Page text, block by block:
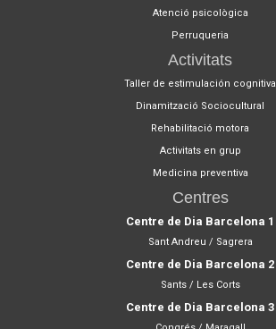
Atenció psicològica
Perruqueria
Activitats
Taller de estimulación cognitiva
Dinamització Sociocultural
Rehabilitació motora
Activitats en grup
Medicina preventiva
Centres
Centre de Dia Barcelona 1
Sant Andreu / Sagrera
Centre de Dia Barcelona 2
Sants / Les Corts
Centre de Dia Barcelona 3